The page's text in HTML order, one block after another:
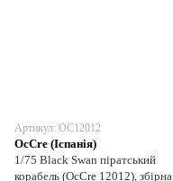
Артикул: OC12012
OcCre (Іспанія)
1/75 Black Swan піратський
корабель (OcCre 12012), збірна